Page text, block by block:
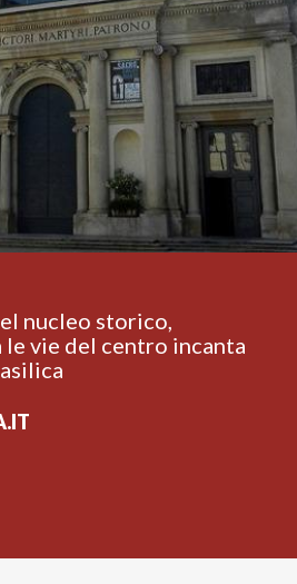
nucleo storico,
le vie del centro incanta